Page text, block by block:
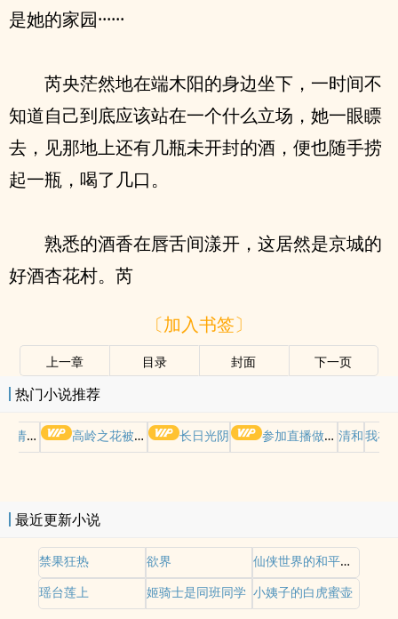
是她的家园······
芮央茫然地在端木阳的身边坐下，一时间不
知道自己到底应该站在一个什么立场，她一眼瞟
去，见那地上还有几瓶未开封的酒，便也随手捞
起一瓶，喝了几口。
熟悉的酒香在唇舌间漾开，这居然是京城的
好酒杏花村。芮
〔加入书签〕
上一章 目录 封面 下一页
热门小说推荐
摆好 高岭之花被权贵轮了后 长日光阴 参加直播做爱综艺后我火了(NPH) 清和我在
最近更新小说
禁果狂热 欲界
仙侠世界的和平之梦
瑶台莲上
姬骑士是同班同学 小姨子的白虎蜜壶